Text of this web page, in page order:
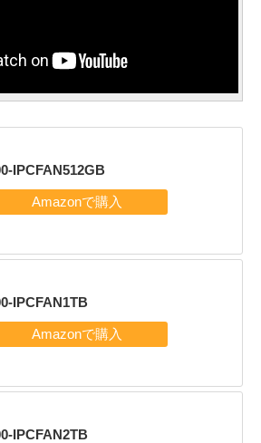
IPCFAN512GB
IPCFAN1TB
IPCFAN2TB